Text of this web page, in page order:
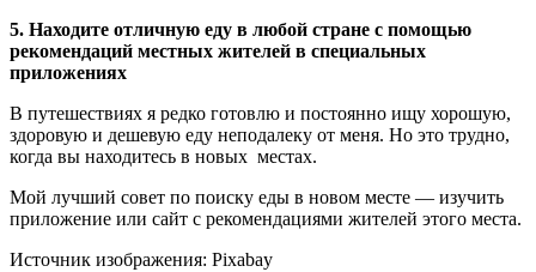
5. Находите отличную еду в любой стране с помощью
рекомендаций местных жителей в специальных
приложениях
В путешествиях я редко готовлю и постоянно ищу хорошую,
здоровую и дешевую еду неподалеку от меня. Но это трудно,
когда вы находитесь в новых местах.
Мой лучший совет по поиску еды в новом месте — изучить
приложение или сайт с рекомендациями жителей этого места.
Источник изображения: Pixabay